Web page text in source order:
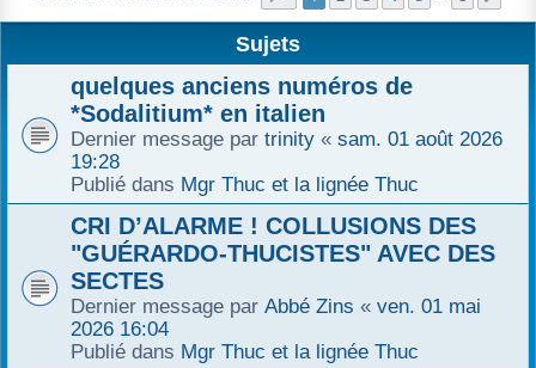
r
c
Sujets
quelques anciens numéros de
*Sodalitium* en italien
Dernier message par trinity « sam. 01 août 2026
19:28
Publié dans Mgr Thuc et la lignée Thuc
CRI D’ALARME ! COLLUSIONS DES
"GUÉRARDO-THUCISTES" AVEC DES
SECTES
Dernier message par Abbé Zins « ven. 01 mai
2026 16:04
Publié dans Mgr Thuc et la lignée Thuc